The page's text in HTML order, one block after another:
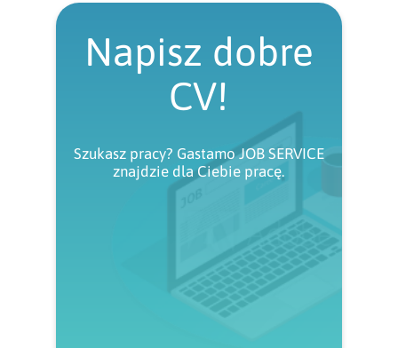
Napisz dobre
CV!
Szukasz pracy? Gastamo JOB SERVICE
znajdzie dla Ciebie pracę.